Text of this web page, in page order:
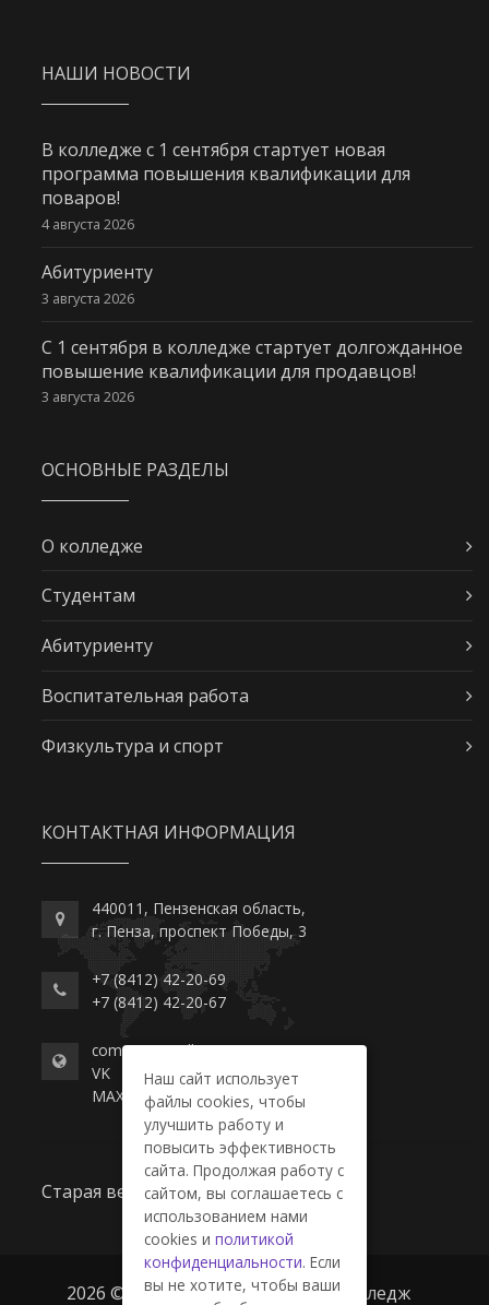
НАШИ НОВОСТИ
В колледже с 1 сентября стартует новая
программа повышения квалификации для
поваров!
4 августа 2026
Абитуриенту
3 августа 2026
С 1 сентября в колледже стартует долгожданное
повышение квалификации для продавцов!
3 августа 2026
ОСНОВНЫЕ РАЗДЕЛЫ
О колледже
Студентам
Абитуриенту
Воспитательная работа
Физкультура и спорт
КОНТАКТНАЯ ИНФОРМАЦИЯ
440011, Пензенская область,
г. Пенза, проспект Победы, 3
+7 (8412) 42-20-69
+7 (8412) 42-20-67
commerce-college.ru
VK
MAX
Старая версия сайта
2026 © ГАПОУ ПО "Пензенский колледж
Наш сайт использует
файлы cookies, чтобы
улучшить работу и
повысить эффективность
сайта. Продолжая работу с
сайтом, вы соглашаетесь с
использованием нами
cookies и политикой
конфиденциальности. Если
вы не хотите, чтобы ваши